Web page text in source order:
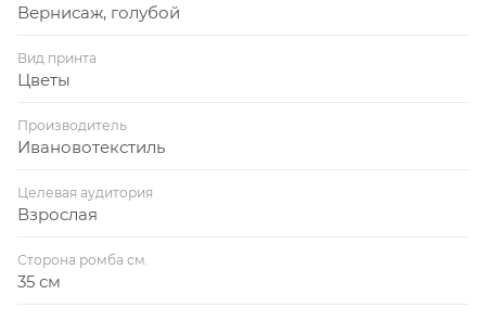
Вернисаж, голубой
Вид принта
Цветы
Производитель
Ивановотекстиль
Целевая аудитория
Взрослая
Сторона ромба см.
35 см